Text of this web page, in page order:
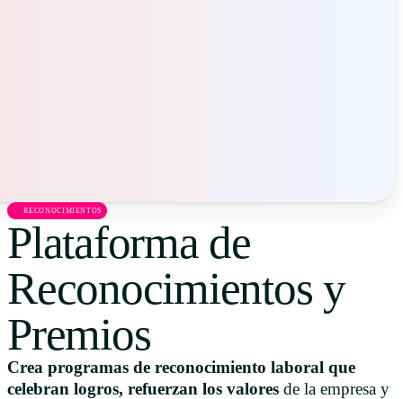
Português
RECONOCIMIENTOS
Plataforma de
Reconocimientos y
Premios
Crea programas de reconocimiento laboral que
celebran logros, refuerzan los valores de la empresa y